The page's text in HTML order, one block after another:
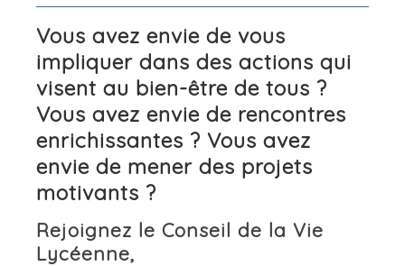
Vous avez envie de vous
impliquer dans des actions qui
visent au bien-être de tous ?
Vous avez envie de rencontres
enrichissantes ? Vous avez
envie de mener des projets
motivants ?
Rejoignez le Conseil de la Vie
Lycéenne,